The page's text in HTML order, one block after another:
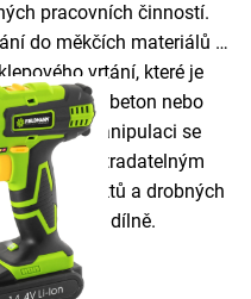
pracovních činností.
do měkčích materiálů a
vrtání, které je
jako je beton nebo
snadné manipulaci se
nepostradatelným
projektů a drobných
dřevem v dílně.